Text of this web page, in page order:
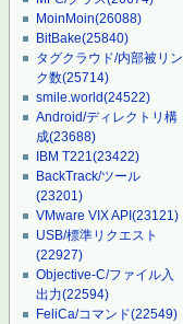
MoinMoin(26088)
BitBake(25840)
タグクラウド/内部被リン
ク数(25714)
smile.world(24522)
Android/ディレクトリ構
成(23688)
IBM T221(23422)
BackTrack/ツール
(23201)
VMware VIX API(23121)
USB/標準リクエスト
(22927)
Objective-C/ファイル入
出力(22594)
FeliCa/コマンド(22549)